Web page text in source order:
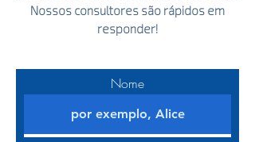
Nossos consultores são rápidos em
responder!
Nome